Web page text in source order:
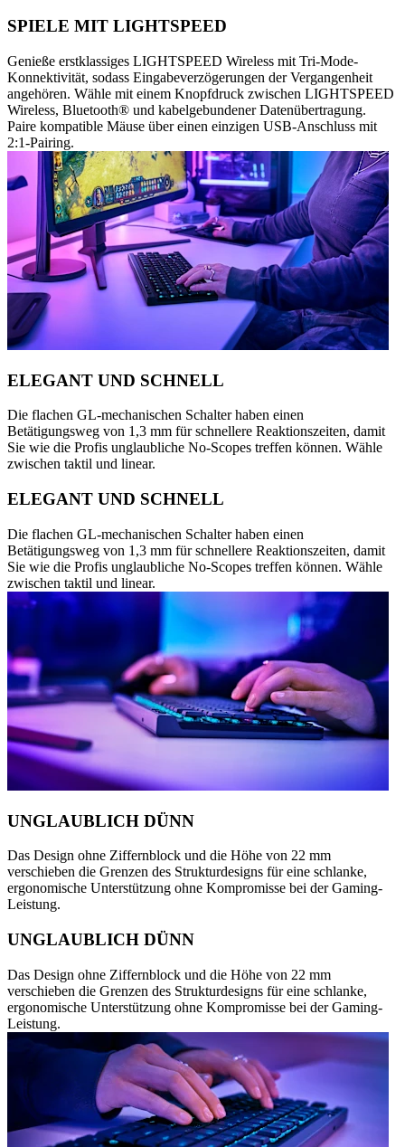
SPIELE MIT LIGHTSPEED
Genieße erstklassiges LIGHTSPEED Wireless mit Tri-Mode-
Konnektivität, sodass Eingabeverzögerungen der Vergangenheit
angehören. Wähle mit einem Knopfdruck zwischen LIGHTSPEED
Wireless, Bluetooth® und kabelgebundener Datenübertragung.
Paire kompatible Mäuse über einen einzigen USB-Anschluss mit
2:1-Pairing.
ELEGANT UND SCHNELL
Die flachen GL-mechanischen Schalter haben einen
Betätigungsweg von 1,3 mm für schnellere Reaktionszeiten, damit
Sie wie die Profis unglaubliche No-Scopes treffen können. Wähle
zwischen taktil und linear.
ELEGANT UND SCHNELL
Die flachen GL-mechanischen Schalter haben einen
Betätigungsweg von 1,3 mm für schnellere Reaktionszeiten, damit
Sie wie die Profis unglaubliche No-Scopes treffen können. Wähle
zwischen taktil und linear.
UNGLAUBLICH DÜNN
Das Design ohne Ziffernblock und die Höhe von 22 mm
verschieben die Grenzen des Strukturdesigns für eine schlanke,
ergonomische Unterstützung ohne Kompromisse bei der Gaming-
Leistung.
UNGLAUBLICH DÜNN
Das Design ohne Ziffernblock und die Höhe von 22 mm
verschieben die Grenzen des Strukturdesigns für eine schlanke,
ergonomische Unterstützung ohne Kompromisse bei der Gaming-
Leistung.